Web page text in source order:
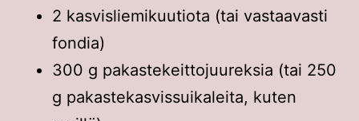
2 kasvisliemikuutiota (tai vastaavasti
fondia)
300 g pakastekeittojuureksia (tai 250
g pakastekasvissuikaleita, kuten